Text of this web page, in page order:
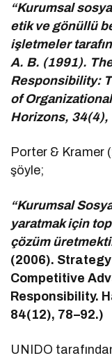
“Kurumsal
etik ve gönüllü
işletmeler
A. B. (1991).
Responsibility:
of
Horizons, 34(4),
Porter & Kramer
şöyle;
“Kurumsal
yaratmak için
çözüm
(2006).
Competitive
Responsibility.
84(12), 78–92.)
UNIDO